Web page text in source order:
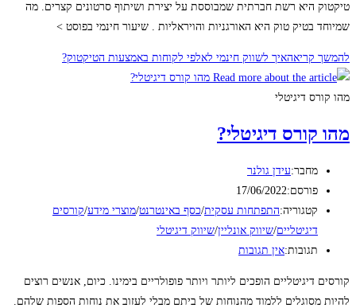
טיקטוק היא רשת חברתית שמבוססת על יצירת ושיתוף סרטונים קצרים. מה
שמיוחד בטיק טוק היא האורגניות והויראליות . שיעור חינמי בפוסט >
להמשך קריאהאיך לשווק חינמי לאלפי לקוחות באמצעות הטיקטוק?
מהו קורס דיגיטלי
מהו קורס דיגיטלי?
מחבר:עידן גולנר
פורסם:17/06/2022
קטגוריה:התפתחות עסקית/כסף באינטרנט/מוצרי מידע/קורסים
דיגיטליים/שיווק אונליין/שיווק דיגיטלי
תגובות:אין תגובות
קורסים דיגיטליים הופכים ליותר ויותר פופולריים בימינו. כיום, אנשים רוצים
להיות מסוגלים ללמוד מהנוחות של ביתם מבלי לעזוב את נוחות הספות שלהם.